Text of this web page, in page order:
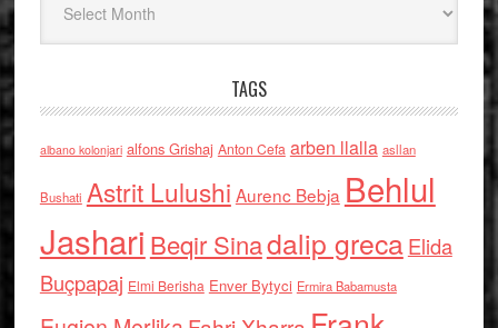
TAGS
albano kolonjari alfons Grishaj Anton Cefa arben llalla asllan
Bushati Astrit Lulushi Aurenc Bebja Behlul
Jashari Beqir Sinadalip grecaElida
Buçpapaj Elmi Berisha Enver Bytyci Ermira Babamusta